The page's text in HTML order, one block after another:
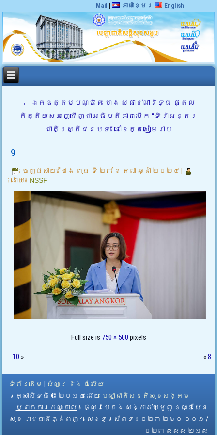
Mail | ភាសាខ្មែរ English
← ឯកឧត្តមបណ្ឌិត ហេង សុផាន់ណារិទ្ធ ផ្តល់
កិត្តិយសអញ្ជើញជាអធិបតីភាពបើក “ទិវាអន្តរ
ជាតិស្រ្តីជនបទ” នៅខេត្តសៀមរាប
9
ចេញផ្សាយ៖ ថ្ងៃ ពុធ ទី ២៣ ខែ តុលា ឆ្នាំ ២០២៤
ដោយ៖ NSSF
Full size is 750 × 500 pixels
10 » «8
ទំព័រដើម
សំណួរ និង ចំលើយ
រក្សាសិទ្ធិ © ២០១៤ ដោយ​ បេឡាជាតិសន្តិសុខសង្គម
ស្នាក់ការកណ្តាល ៖ ផ្លូវបេតុង សង្កាត់ឃ្មួញ ខណ្ឌសែន
សុខ រាជធានីភ្នំពេញ។ លេខទូរស័ព្ទ ៖ ០២៣ ២៦០ ០០១ /
០២៣ ៩៩៩ ២១៩